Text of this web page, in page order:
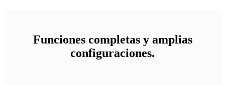
Funciones completas y amplias
configuraciones.